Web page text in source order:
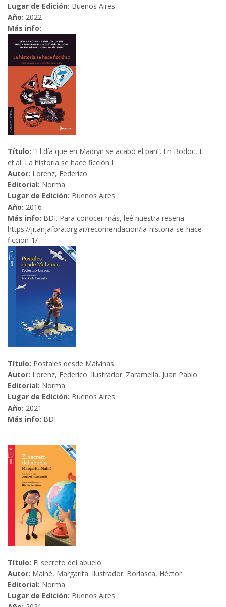
Lugar de Edición: Buenos Aires
Año: 2022
Más info:
Título: “El día que en Madryn se acabó el pan”. En Bodoc, L.
et.al. La historia se hace ficción I
Autor: Lorenz, Federico
Editorial: Norma
Lugar de Edición: Buenos Aires
Año: 2016
Más info: BDI. Para conocer más, leé nuestra reseña
https://jitanjafora.org.ar/recomendacion/la-historia-se-hace-
ficcion-1/
Título: Postales desde Malvinas
Autor: Lorenz, Federico. Ilustrador: Zaramella, Juan Pablo.
Editorial: Norma
Lugar de Edición: Buenos Aires
Año: 2021
Más info: BDI
Título: El secreto del abuelo
Autor: Mainé, Margarita. Ilustrador: Borlasca, Héctor
Editorial: Norma
Lugar de Edición: Buenos Aires